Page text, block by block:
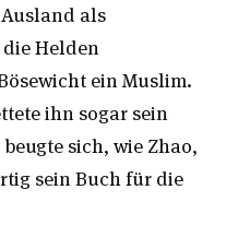
als
Helden
ein Muslim.
ihn sogar sein
sich, wie Zhao,
sein Buch für die